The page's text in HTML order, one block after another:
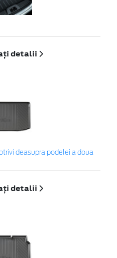
detalii
deasupra podelei a doua
detalii